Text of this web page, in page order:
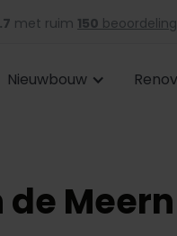
met ruim 150
Nieuwbouw
Meern